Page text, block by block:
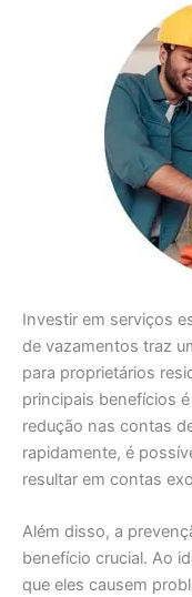
Investir em serviços
de vazamentos traz
para proprietários
principais benefícios
redução nas contas
rapidamente, é
resultar em contas
Além disso, a
benefício crucial. Ao
que eles causem